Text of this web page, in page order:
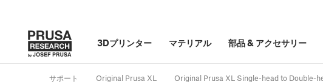
3Dプリンター マテリアル 部品& アクセサリー
サポート Original Prusa XL Original Prusa XL Single-head to Double-